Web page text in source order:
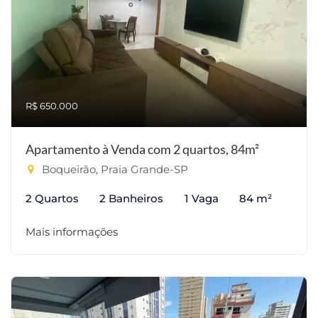
R$ 650.000
Apartamento à Venda com 2 quartos, 84m²
Boqueirão, Praia Grande-SP
2 Quartos 2 Banheiros 1 Vaga 84 m²
Mais informações